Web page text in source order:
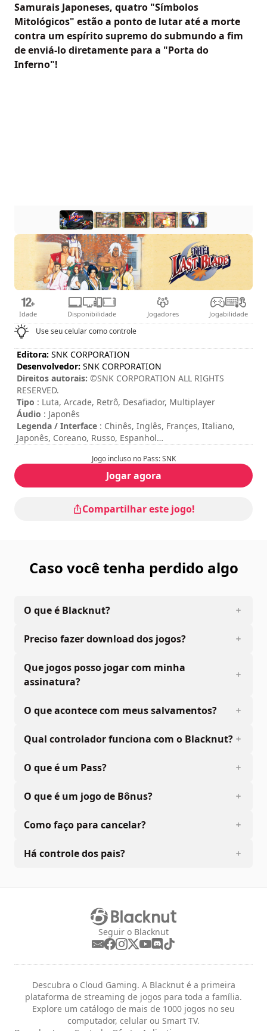
Samurais Japoneses, quatro "Símbolos
Mitológicos" estão a ponto de lutar até a morte
contra um espírito supremo do submundo a fim
de enviá-lo diretamente para a "Porta do
Inferno"!
Idade Disponibilidade Jogadores Jogabilidade
Use seu celular como controle
Editora: SNK CORPORATION
Desenvolvedor: SNK CORPORATION
Direitos autorais: ©SNK CORPORATION ALL RIGHTS
RESERVED.
Tipo : Luta, Arcade, Retrô, Desafiador, Multiplayer
Áudio : Japonês
Legenda / Interface : Chinês, Inglês, Françes, Italiano,
Japonês, Coreano, Russo, Espanhol
Duração total: 5h
Modo Multiplayer: Local, Competition, 2 Players
Os comandos estão indicados nas opções do jogo.
Jogo incluso no Pass: SNK
Jogar agora
Compartilhar este jogo!
Caso você tenha perdido algo
O que é Blacknut?
Preciso fazer download dos jogos?
Que jogos posso jogar com minha
assinatura?
O que acontece com meus salvamentos?
Qual controlador funciona com o Blacknut?
O que é um Pass?
O que é um jogo de Bônus?
Como faço para cancelar?
Há controle dos pais?
Seguir o Blacknut
Descubra o Cloud Gaming. A Blacknut é a primeira
plataforma de streaming de jogos para toda a família.
Explore um catálogo de mais de 1000 jogos no seu
computador, celular ou Smart TV.